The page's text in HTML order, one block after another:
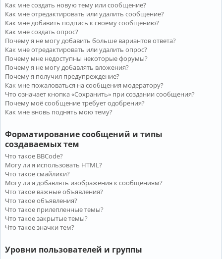
Как мне создать новую тему или сообщение?
Как мне отредактировать или удалить сообщение?
Как мне добавить подпись к своему сообщению?
Как мне создать опрос?
Почему я не могу добавить больше вариантов ответа?
Как мне отредактировать или удалить опрос?
Почему мне недоступны некоторые форумы?
Почему я не могу добавлять вложения?
Почему я получил предупреждение?
Как мне пожаловаться на сообщения модератору?
Что означает кнопка «Сохранить» при создании сообщения?
Почему моё сообщение требует одобрения?
Как мне вновь поднять мою тему?
Форматирование сообщений и типы
создаваемых тем
Что такое BBCode?
Могу ли я использовать HTML?
Что такое смайлики?
Могу ли я добавлять изображения к сообщениям?
Что такое важные объявления?
Что такое объявления?
Что такое прилепленные темы?
Что такое закрытые темы?
Что такое значки тем?
Уровни пользователей и группы